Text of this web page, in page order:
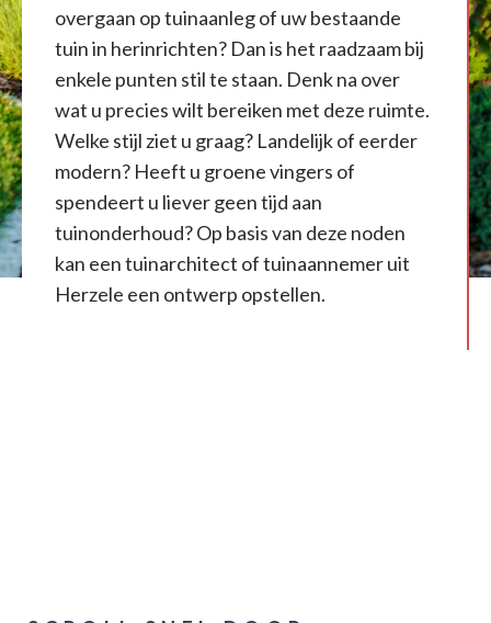
overgaan op tuinaanleg of uw bestaande
tuin in herinrichten? Dan is het raadzaam bij
enkele punten stil te staan. Denk na over
wat u precies wilt bereiken met deze ruimte.
Welke stijl ziet u graag? Landelijk of eerder
modern? Heeft u groene vingers of
spendeert u liever geen tijd aan
tuinonderhoud? Op basis van deze noden
kan een tuinarchitect of tuinaannemer uit
Herzele een ontwerp opstellen.